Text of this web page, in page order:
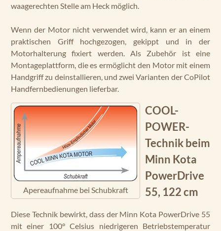
waagerechten Stelle am Heck möglich.
Wenn der Motor nicht verwendet wird, kann er an einem
praktischen Griff hochgezogen, gekippt und in der
Motorhalterung fixiert werden. Als Zubehör ist eine
Montageplattform, die es ermöglicht den Motor mit einem
Handgriff zu deinstallieren, und zwei Varianten der CoPilot
Handfernbedienungen lieferbar.
Apereaufnahme bei Schubkraft
COOL-
POWER-
Technik beim
Minn Kota
PowerDrive
55, 122 cm
Diese Technik bewirkt, dass der Minn Kota PowerDrive 55
mit einer 100° Celsius niedrigeren Betriebstemperatur